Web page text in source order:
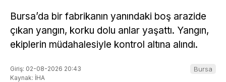
Bursa’da bir fabrikanın yanındaki boş arazide
çıkan yangın, korku dolu anlar yaşattı. Yangın,
ekiplerin müdahalesiyle kontrol altına alındı.
Giriş: 02-08-2026 20:43
Kaynak: İHA
Bursa